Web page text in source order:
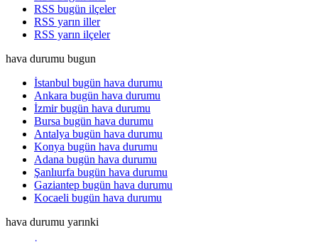
RSS bugün ilçeler
RSS yarın iller
RSS yarın ilçeler
hava durumu bugun
İstanbul bugün hava durumu
Ankara bugün hava durumu
İzmir bugün hava durumu
Bursa bugün hava durumu
Antalya bugün hava durumu
Konya bugün hava durumu
Adana bugün hava durumu
Şanlıurfa bugün hava durumu
Gaziantep bugün hava durumu
Kocaeli bugün hava durumu
hava durumu yarınki